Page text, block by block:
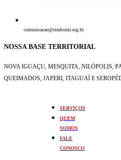
comunicacao@sindconir.org.br
NOSSA BASE TERRITORIAL
NOVA IGUAÇU, MESQUITA, NILÓPOLIS,
QUEIMADOS, JAPERI, ITAGUAÍ E
SERVIÇOS
QUEM
SOMOS
FALE
CONOSCO